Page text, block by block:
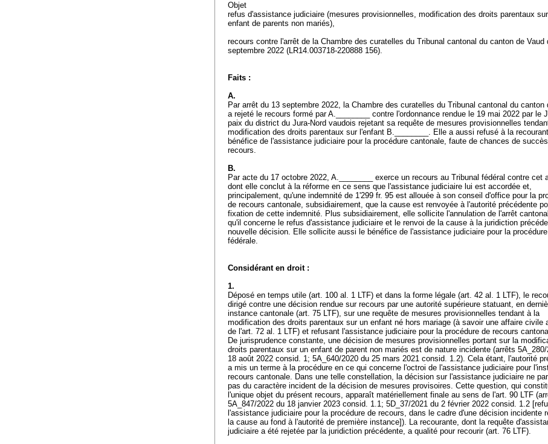
Objet
refus d'assistance judiciaire (mesures provisionnelles, modification des droits parentaux
enfant de parents non mariés),
recours contre l'arrêt de la Chambre des curatelles du Tribunal cantonal du canton de Vaud
septembre 2022 (LR14.003718-220888 156).
Faits :
A.
Par arrêt du 13 septembre 2022, la Chambre des curatelles du Tribunal cantonal du canton
a rejeté le recours formé par A.________ contre l'ordonnance rendue le 19 mai 2022 par le
paix du district du Jura-Nord vaudois rejetant sa requête de mesures provisionnelles
modification des droits parentaux sur l'enfant B.________. Elle a aussi refusé à la
bénéfice de l'assistance judiciaire pour la procédure cantonale, faute de chances de
recours.
B.
Par acte du 17 octobre 2022, A.________ exerce un recours au Tribunal fédéral contre cet
dont elle conclut à la réforme en ce sens que l'assistance judiciaire lui est accordée et,
principalement, qu'une indemnité de 1'299 fr. 95 est allouée à son conseil d'office pour la
de recours cantonale, subsidiairement, que la cause est renvoyée à l'autorité précédente
fixation de cette indemnité. Plus subsidiairement, elle sollicite l'annulation de l'arrêt
qu'il concerne le refus d'assistance judiciaire et le renvoi de la cause à la juridiction
nouvelle décision. Elle sollicite aussi le bénéfice de l'assistance judiciaire pour la procédure
fédérale.
Considérant en droit :
1.
Déposé en temps utile (art. 100 al. 1 LTF) et dans la forme légale (art. 42 al. 1 LTF), le
dirigé contre une décision rendue sur recours par une autorité supérieure statuant, en
instance cantonale (art. 75 LTF), sur une requête de mesures provisionnelles tendant à la
modification des droits parentaux sur un enfant né hors mariage (à savoir une affaire civile
de l'art. 72 al. 1 LTF) et refusant l'assistance judiciaire pour la procédure de recours
De jurisprudence constante, une décision de mesures provisionnelles portant sur la
droits parentaux sur un enfant de parent non mariés est de nature incidente (arrêts
18 août 2022 consid. 1; 5A_640/2020 du 25 mars 2021 consid. 1.2). Cela étant, l'autorité
a mis un terme à la procédure en ce qui concerne l'octroi de l'assistance judiciaire pour
recours cantonale. Dans une telle constellation, la décision sur l'assistance judiciaire ne
pas du caractère incident de la décision de mesures provisoires. Cette question, qui
l'unique objet du présent recours, apparaît matériellement finale au sens de l'art. 90 LTF
5A_847/2022 du 18 janvier 2023 consid. 1.1; 5D_37/2021 du 2 février 2022 consid. 1.2
l'assistance judiciaire pour la procédure de recours, dans le cadre d'une décision incidente
la cause au fond à l'autorité de première instance]). La recourante, dont la requête
judiciaire a été rejetée par la juridiction précédente, a qualité pour recourir (art. 76 LTF).